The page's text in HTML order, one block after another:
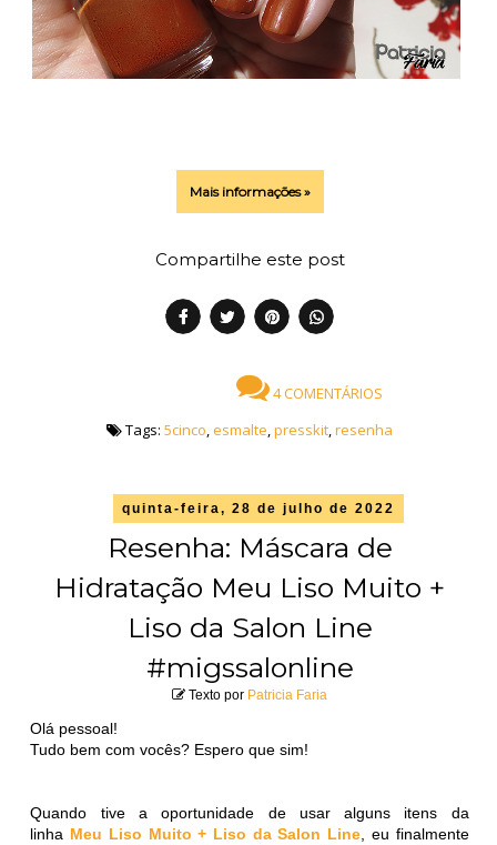
Mais informações »
Compartilhe este post
4 COMENTÁRIOS
Tags: 5cinco,esmalte,presskit,resenha
quinta-feira, 28 de julho de 2022
Resenha: Máscara de
Hidratação Meu Liso Muito +
Liso da Salon Line
#migssalonline
Texto por Patricia Faria
Olá pessoal!
Tudo bem com vocês? Espero que sim!
Quando tive a oportunidade de usar alguns itens da
linha Meu Liso Muito + Liso da Salon Line, eu finalmente